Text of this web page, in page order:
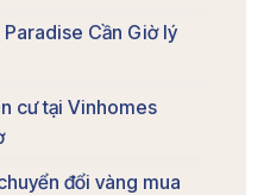
Cần Giờ lý
cư tại Vinhomes
đổi vàng mua